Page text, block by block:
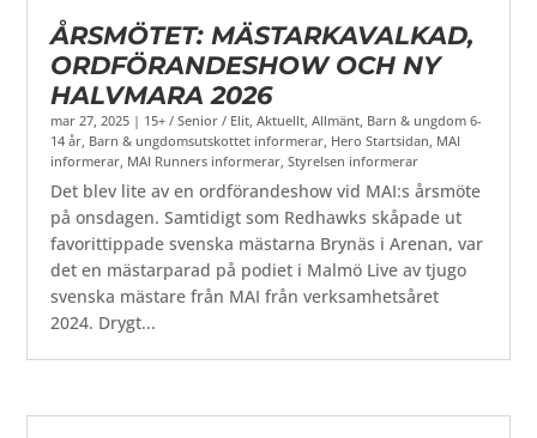
ÅRSMÖTET: MÄSTARKAVALKAD,
ORDFÖRANDESHOW OCH NY
HALVMARA 2026
mar 27, 2025 | 15+ / Senior / Elit,Aktuellt,Allmänt, Barn & ungdom 6-
14 år, Barn & ungdomsutskottet informerar, Hero Startsidan, MAI
informerar, MAI Runners informerar,Styrelsen informerar
Det blev lite av en ordförandeshow vid MAI:s årsmöte
på onsdagen. Samtidigt som Redhawks skåpade ut
favorittippade svenska mästarna Brynäs i Arenan, var
det en mästarparad på podiet i Malmö Live av tjugo
svenska mästare från MAI från verksamhetsåret
2024. Drygt...